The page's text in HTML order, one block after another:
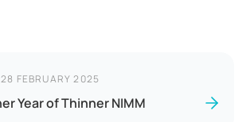
28 FEBRUARY 2025
Year of Thinner NIMM